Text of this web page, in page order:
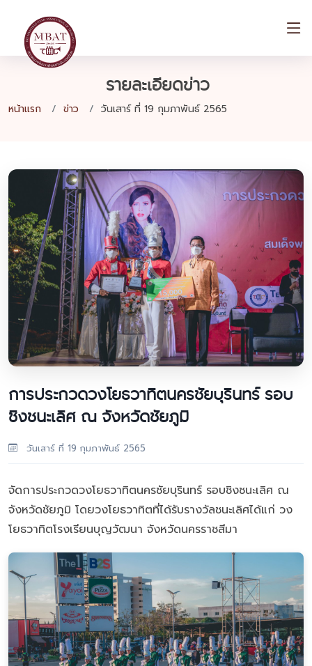
รายละเอียดข่าว
หน้าแรก ข่าว วันเสาร์ ที่ 19 กุมภาพันธ์ 2565
การประกวดวงโยธวาทิตนครชัยบุรินทร์ รอบ
ชิงชนะเลิศ ณ จังหวัดชัยภูมิ
วันเสาร์ ที่ 19 กุมภาพันธ์ 2565
จัดการประกวดวงโยธวาทิตนครชัยบุรินทร์ รอบชิงชนะเลิศ ณ
จังหวัดชัยภูมิ โดยวงโยธวาทิตที่ได้รับรางวัลชนะเลิศได้แก่ วง
โยธวาทิตโรงเรียนบุญวัฒนา จังหวัดนครราชสีมา